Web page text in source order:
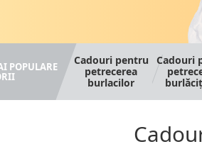
POPULARE
Cadouri pentru
petrecerea
burlacilor
Cadouri